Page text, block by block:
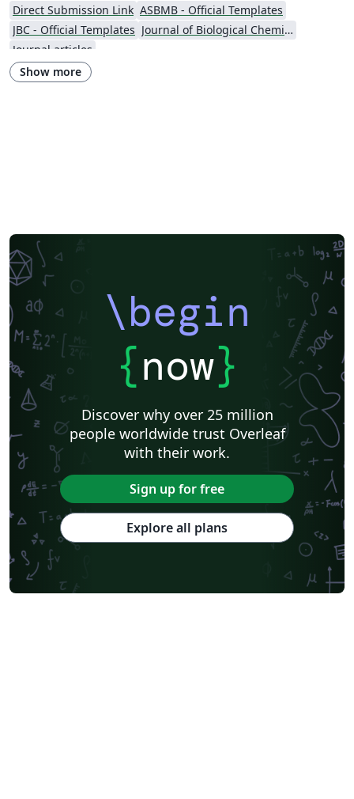
Direct Submission Link ASBMB - Official Templates
JBC - Official Templates
Journal of Biological Chemistry (JBC)
Journal articles
Show more
\begin
{now}
Discover why over 25 million
people worldwide trust Overleaf
with their work.
Sign up for free
Explore all plans